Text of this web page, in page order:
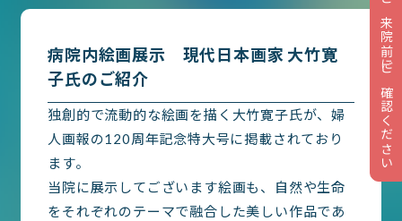
検診について
診療のご案内
外来受診
入院・面会
乳がんトータルケア
ご来院前にご確認ください
病院内絵画展示 現代日本画家 大竹寛
子氏のご紹介
独創的で流動的な絵画を描く大竹寛子氏が、婦
人画報の120周年記念特大号に掲載されており
ます。
当院に展示してございます絵画も、自然や生命
をそれぞれのテーマで融合した美しい作品であ